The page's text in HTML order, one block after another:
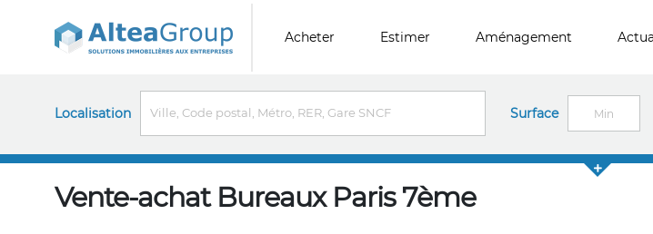
Acheter Estimer Aménagement
Localisation Surface
Vente-achat Bureaux Paris 7ème